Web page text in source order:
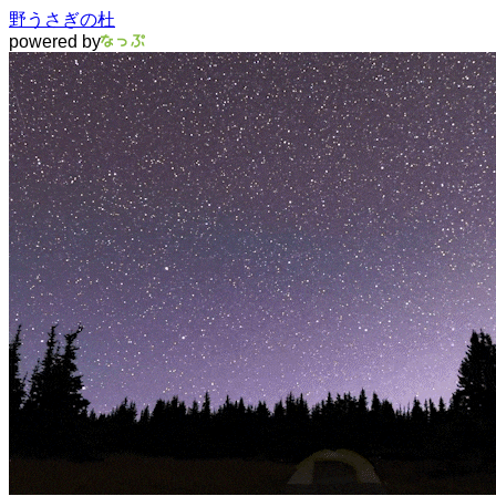
野うさぎの杜
powered by